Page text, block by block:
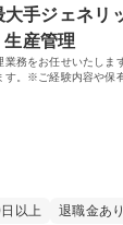
大手ジェネリ
産管理
務をお任せいたしま
。※ご経験内容や保
以上 退職金あり